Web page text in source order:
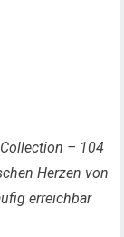
– 104
Herzen von
erreichbar